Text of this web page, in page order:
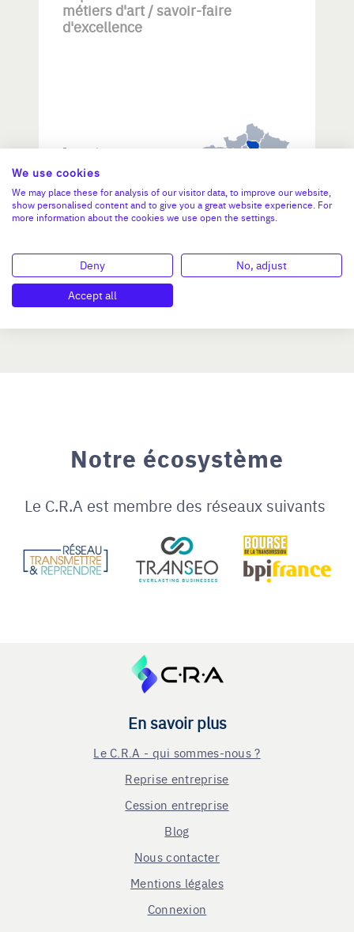
métiers d'art / savoir-faire
d'excellence
Investissement max:
>2 M€ et <= 5 M€
N°47264
Notre écosystème
Le C.R.A est membre des réseaux suivants
En savoir plus
Le C.R.A - qui sommes-nous ?
Reprise entreprise
Cession entreprise
Blog
Nous contacter
Mentions légales
Connexion
We use cookies
We may place these for analysis of our visitor data, to improve our website,
show personalised content and to give you a great website experience. For
more information about the cookies we use open the settings.
Deny
No, adjust
Accept all